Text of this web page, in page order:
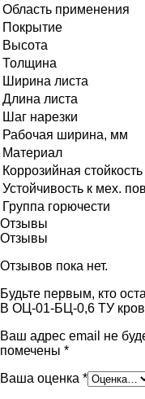
Область применения
Покрытие
Высота
Толщина
Ширина листа
Длина листа
Шаг нарезки
Рабочая ширина, мм
Материал
Коррозийная стойкость
Устойчивость к мех.
Группа горючести
Отзывы
Отзывы
Отзывов пока нет.
Будьте первым, кто
B ОЦ-01-БЦ-0,6 ТУ
Ваш адрес email не
помечены *
Ваша оценка *